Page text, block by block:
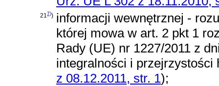
21 7)) informacji wewnętrznej -
której mowa w art. 2 pkt 1
Rady (UE) nr 1227/2011 z
integralności i przejrzystości
z 08.12.2011, str. 1);